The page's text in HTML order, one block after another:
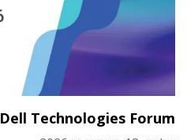
Dell Technologies Forum